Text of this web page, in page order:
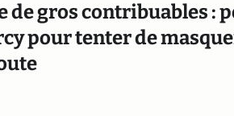
de gros contribuables :
pour tenter de